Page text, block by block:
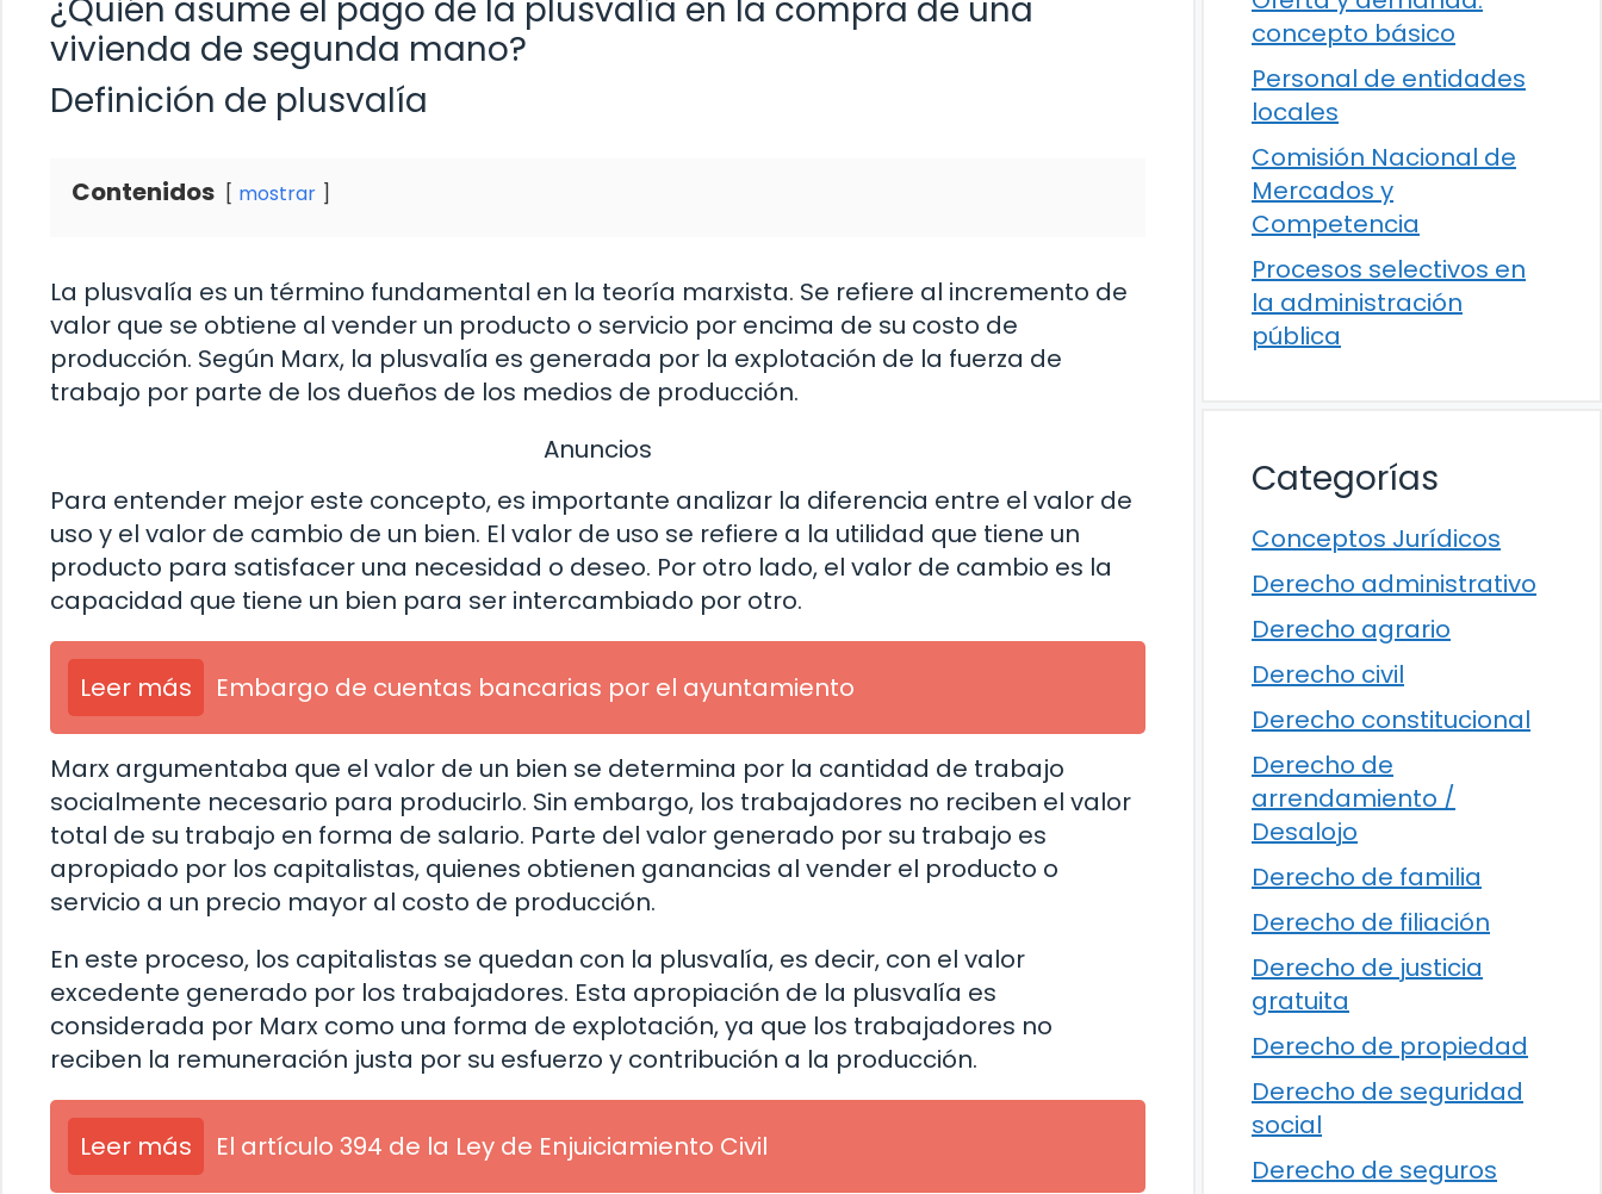
¿Quién asume el pago de la plusvalía en la compra de una
vivienda de segunda mano?
Definición de plusvalía
Contenidos mostrar
La plusvalía es un término fundamental en la teoría marxista. Se refiere al incremento de
valor que se obtiene al vender un producto o servicio por encima de su costo de
producción. Según Marx, la plusvalía es generada por la explotación de la fuerza de
trabajo por parte de los dueños de los medios de producción.
Anuncios
Para entender mejor este concepto, es importante analizar la diferencia entre el valor de
uso y el valor de cambio de un bien. El valor de uso se refiere a la utilidad que tiene un
producto para satisfacer una necesidad o deseo. Por otro lado, el valor de cambio es la
capacidad que tiene un bien para ser intercambiado por otro.
Leer más Embargo de cuentas bancarias por el ayuntamiento
Marx argumentaba que el valor de un bien se determina por la cantidad de trabajo
socialmente necesario para producirlo. Sin embargo, los trabajadores no reciben el valor
total de su trabajo en forma de salario. Parte del valor generado por su trabajo es
apropiado por los capitalistas, quienes obtienen ganancias al vender el producto o
servicio a un precio mayor al costo de producción.
En este proceso, los capitalistas se quedan con la plusvalía, es decir, con el valor
excedente generado por los trabajadores. Esta apropiación de la plusvalía es
considerada por Marx como una forma de explotación, ya que los trabajadores no
reciben la remuneración justa por su esfuerzo y contribución a la producción.
Leer más El artículo 394 de la Ley de Enjuiciamiento Civil
concepto básico
Personal de entidades
locales
Comisión Nacional de
Mercados y
Competencia
Procesos selectivos en
la administración
pública
Categorías
Conceptos Jurídicos
Derecho administrativo
Derecho agrario
Derecho civil
Derecho constitucional
Derecho de
arrendamiento /
Desalojo
Derecho de familia
Derecho de filiación
Derecho de justicia
gratuita
Derecho de propiedad
Derecho de seguridad
social
Derecho de seguros